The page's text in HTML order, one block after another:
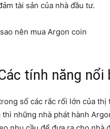
tài sản của nhà đầu tư.
tính năng nổi
số các rắc rối lớn của thị
thì những nhà phát hành